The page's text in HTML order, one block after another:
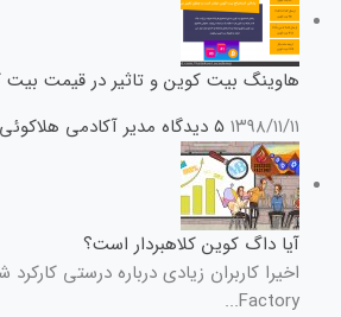
هاوینگ بیت کوین و تاثیر در قیمت بیت
۱۳۹۸/۱۱/۱۱ ۵ دیدگاه مدیر آکادمی هلاکوئی
آیا داگ کوین کلاهبردار است؟
Factory...